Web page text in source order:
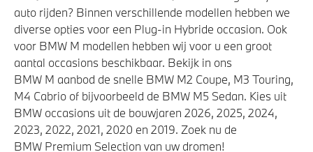
auto rijden? Binnen verschillende modellen hebben we
diverse opties voor een Plug-in Hybride occasion. Ook
voor BMW M modellen hebben wij voor u een groot
aantal occasions beschikbaar. Bekijk in ons
BMW M aanbod de snelle BMW M2 Coupe, M3 Touring,
M4 Cabrio of bijvoorbeeld de BMW M5 Sedan. Kies uit
BMW occasions uit de bouwjaren 2026, 2025, 2024,
2023, 2022, 2021, 2020 en 2019. Zoek nu de
BMW Premium Selection van uw dromen!